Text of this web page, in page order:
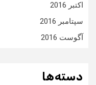
اکتبر 2016
سپتامبر 2016
آگوست 2016
دسته‌ها